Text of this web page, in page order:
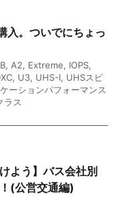
入。ついでにちょっ
, A2, Extreme, IOPS,
, U3, UHS-I, UHSスピ
ーションパフォーマンス
ラス
よう】バス会社別
(公営交通編)